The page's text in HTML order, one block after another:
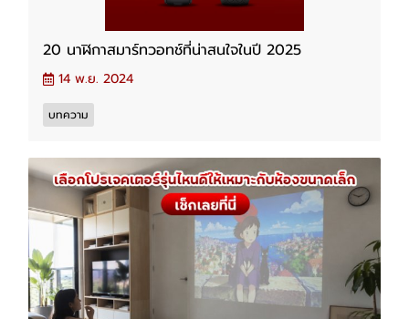
20 นาฬิกาสมาร์ทวอทช์ที่น่าสนใจในปี 2025
14 พ.ย. 2024
บทความ